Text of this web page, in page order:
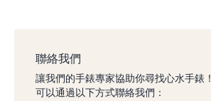
聯絡我們
讓我們的手錶專家協助你尋找心水手錶！
可以通過以下方式聯絡我們：